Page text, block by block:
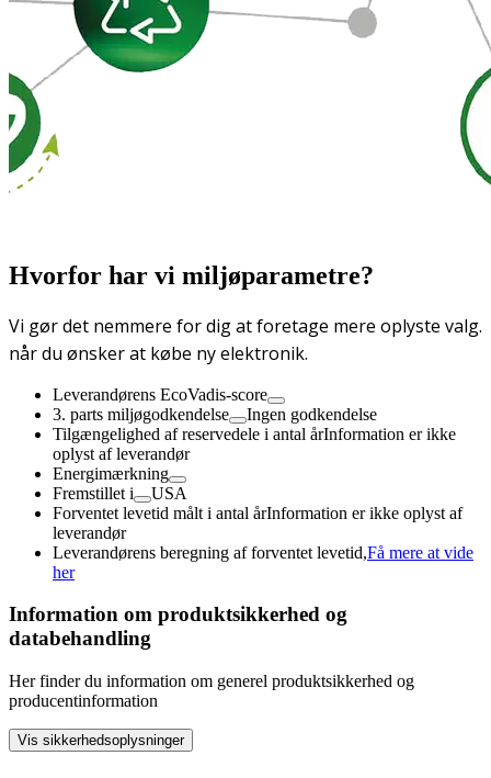
Hvorfor har vi miljøparametre?
Vi gør det nemmere for dig at foretage mere oplyste valg.
når du ønsker at købe ny elektronik.
Leverandørens EcoVadis-score
3. parts miljøgodkendelse
Ingen godkendelse
Tilgængelighed af reservedele i antal årInformation er ikke
oplyst af leverandør
Energimærkning
Fremstillet i
USA
Forventet levetid målt i antal årInformation er ikke oplyst af
leverandør
Leverandørens beregning af forventet levetid,Få mere at vide
her
Information om produktsikkerhed og
databehandling
Her finder du information om generel produktsikkerhed og
producentinformation
Vis sikkerhedsoplysninger